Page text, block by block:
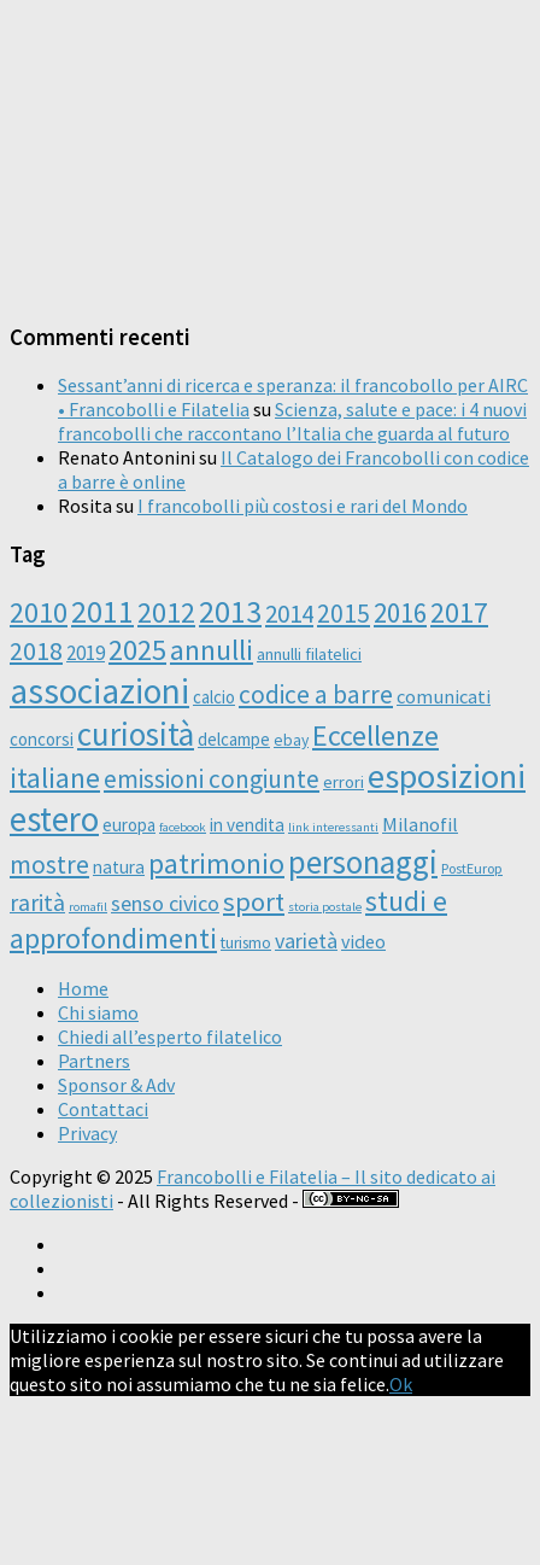
Commenti recenti
Sessant’anni di ricerca e speranza: il francobollo per AIRC
• Francobolli e Filatelia su Scienza, salute e pace: i 4 nuovi
francobolli che raccontano l’Italia che guarda al futuro
Renato Antonini su Il Catalogo dei Francobolli con codice
a barre è online
Rosita su I francobolli più costosi e rari del Mondo
Tag
20102011201220132014201520162017
2018 20192025annulli annulli filatelici
associazioni calcio codice a barre comunicati
concorsi curiosità delcampe ebay Eccellenze
italianeemissioni congiunte errori esposizioni
estero europa facebook in vendita link interessanti Milanofil
mostre natura patrimonio personaggi PostEurop
rarità romafil senso civicosport storia postale studi e
approfondimenti turismo varietà video
Home
Chi siamo
Chiedi all’esperto filatelico
Partners
Sponsor & Adv
Contattaci
Privacy
Copyright © 2025 Francobolli e Filatelia – Il sito dedicato ai
collezionisti - All Rights Reserved -
Utilizziamo i cookie per essere sicuri che tu possa avere la
migliore esperienza sul nostro sito. Se continui ad utilizzare
questo sito noi assumiamo che tu ne sia felice.Ok